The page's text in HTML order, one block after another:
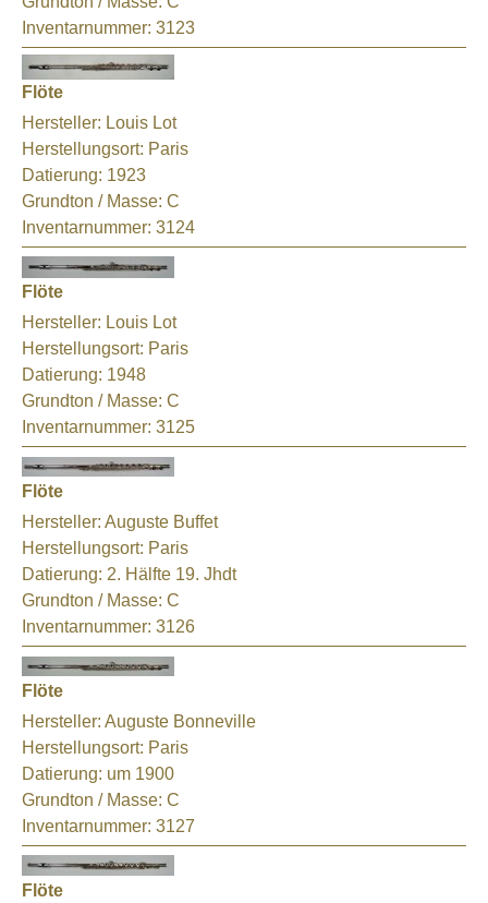
Inventarnummer: 3123
Flöte
Hersteller: Louis Lot
Herstellungsort: Paris
Datierung: 1923
Grundton / Masse: C
Inventarnummer: 3124
Flöte
Hersteller: Louis Lot
Herstellungsort: Paris
Datierung: 1948
Grundton / Masse: C
Inventarnummer: 3125
Flöte
Hersteller: Auguste Buffet
Herstellungsort: Paris
Datierung: 2. Hälfte 19. Jhdt
Grundton / Masse: C
Inventarnummer: 3126
Flöte
Hersteller: Auguste Bonneville
Herstellungsort: Paris
Datierung: um 1900
Grundton / Masse: C
Inventarnummer: 3127
Flöte